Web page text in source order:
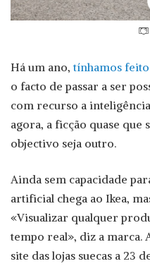
Há um ano,tínhamos
o facto de passar a ser
com recurso a
agora, a ficção quase
objectivo seja outro.
Ainda sem capacidade
artificial chega ao Ikea,
«Visualizar qualquer
tempo real», diz a marca.
site das lojas suecas a 23